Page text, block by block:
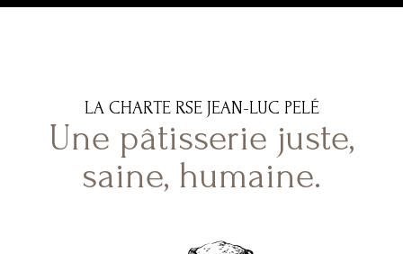
LA CHARTE RSE JEAN-LUC PELÉ
Une pâtisserie juste,
saine, humaine.